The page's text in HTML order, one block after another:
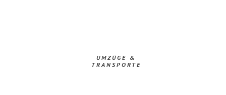
UMZÜGE &
TRANSPORTE